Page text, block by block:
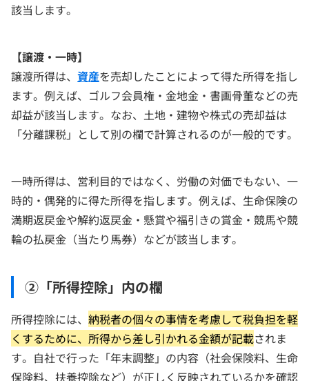
該当します。
【譲渡・一時】
譲渡所得は、 資産を売却したことによって得た所得を指し
ます。例えば、ゴルフ会員権・金地金・書画骨董などの売
却益が該当します。なお、土地・建物や株式の売却益は
「分離課税」として別の欄で計算されるのが一般的です。
一時所得は、営利目的ではなく、労働の対価でもない、一
時的・偶発的に得た所得を指します。例えば、生命保険の
満期返戻金や解約返戻金・懸賞や福引きの賞金・競馬や競
輪の払戻金（当たり馬券）などが該当します。
②「所得控除」内の欄
所得控除には、 納税者の個々の事情を考慮して税負担を軽
くするために、所得から差し引かれる金額が記載されま
す。自社で行った「年末調整」の内容（社会保険料、生命
保険料、扶養控除など）が正しく反映されているかを確認